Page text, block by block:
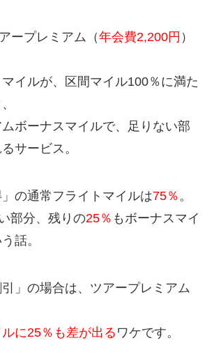
ープレミアム（年会費2,200円 ）
イルが、区間マイル100％に満た
ボーナスマイルで、足りない部
サービス。
の通常フライトマイルは75％ 。
部分、残りの25％ もボーナスマイ
話。
」の場合は、ツアープレミアム
に25％も差が出るワケです。